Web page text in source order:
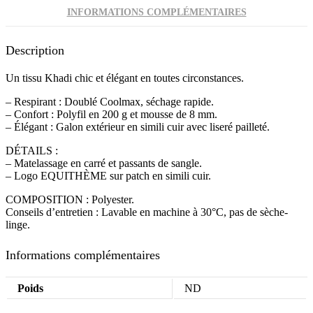
INFORMATIONS COMPLÉMENTAIRES
Description
Un tissu Khadi chic et élégant en toutes circonstances.
– Respirant : Doublé Coolmax, séchage rapide.
– Confort : Polyfil en 200 g et mousse de 8 mm.
– Élégant : Galon extérieur en simili cuir avec liseré pailleté.
DÉTAILS :
– Matelassage en carré et passants de sangle.
– Logo EQUITHÈME sur patch en simili cuir.
COMPOSITION : Polyester.
Conseils d’entretien : Lavable en machine à 30°C, pas de sèche-
linge.
Informations complémentaires
Poids ND